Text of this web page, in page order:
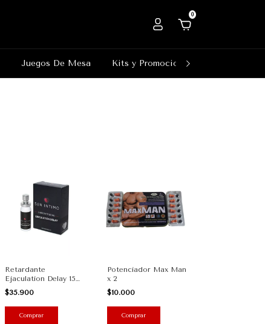
0
Juegos De Mesa Kits y Promociones
Retardante
Ejaculation Delay 15
ML
$35.900
Potenciador Max Man
x 2
$10.000